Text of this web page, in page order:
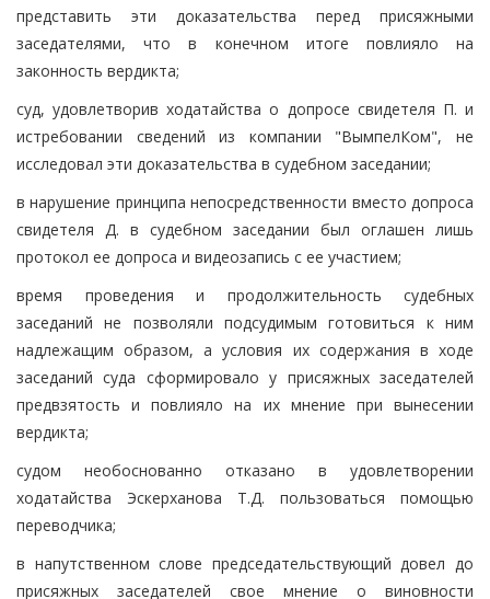
представить эти доказательства перед присяжными
заседателями, что в конечном итоге повлияло на
законность вердикта;
суд, удовлетворив ходатайства о допросе свидетеля П. и
истребовании сведений из компании "ВымпелКом", не
исследовал эти доказательства в судебном заседании;
в нарушение принципа непосредственности вместо допроса
свидетеля Д. в судебном заседании был оглашен лишь
протокол ее допроса и видеозапись с ее участием;
время проведения и продолжительность судебных
заседаний не позволяли подсудимым готовиться к ним
надлежащим образом, а условия их содержания в ходе
заседаний суда сформировало у присяжных заседателей
предвзятость и повлияло на их мнение при вынесении
вердикта;
судом необоснованно отказано в удовлетворении
ходатайства Эскерханова Т.Д. пользоваться помощью
переводчика;
в напутственном слове председательствующий довел до
присяжных заседателей свое мнение о виновности